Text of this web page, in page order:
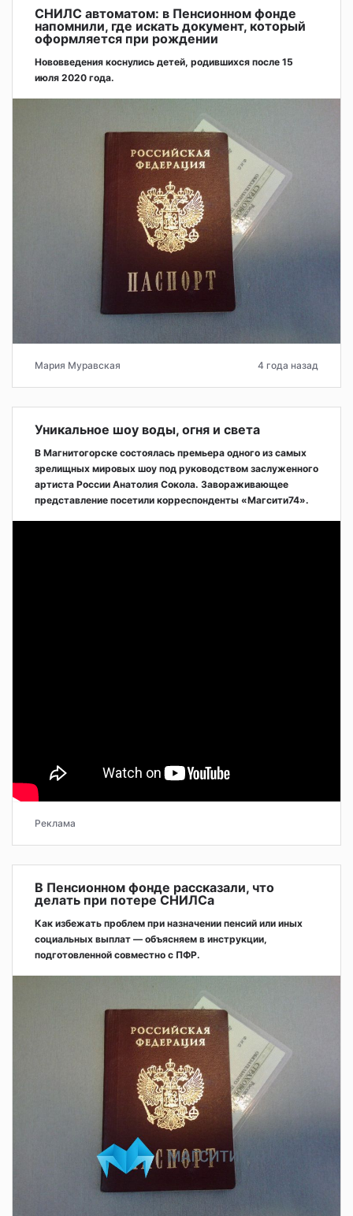
СНИЛС автоматом: в Пенсионном фонде
напомнили, где искать документ, который
оформляется при рождении
Нововведения коснулись детей, родившихся после 15
июля 2020 года.
Мария Муравская 4 года назад
Уникальное шоу воды, огня и света
В Магнитогорске состоялась премьера одного из самых
зрелищных мировых шоу под руководством заслуженного
артиста России Анатолия Сокола. Завораживающее
представление посетили корреспонденты «Магсити74».
Реклама
В Пенсионном фонде рассказали, что
делать при потере СНИЛСа
Как избежать проблем при назначении пенсий или иных
социальных выплат — объясняем в инструкции,
подготовленной совместно с ПФР.